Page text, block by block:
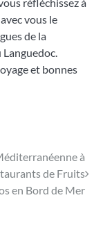
vous le
de la
et bonnes
à
de Fruits
en Bord de Mer